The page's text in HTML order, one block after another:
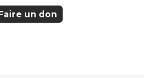
un don